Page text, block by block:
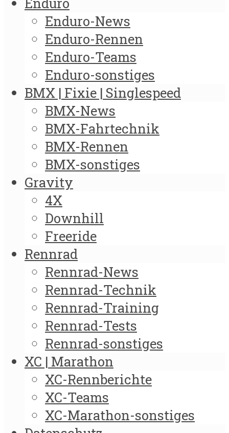
Enduro-News
Enduro-Rennen
Enduro-Teams
Enduro-sonstiges
BMX | Fixie | Singlespeed
BMX-News
BMX-Fahrtechnik
BMX-Rennen
BMX-sonstiges
Gravity
4X
Downhill
Freeride
Rennrad
Rennrad-News
Rennrad-Technik
Rennrad-Training
Rennrad-Tests
Rennrad-sonstiges
XC | Marathon
XC-Rennberichte
XC-Teams
XC-Marathon-sonstiges